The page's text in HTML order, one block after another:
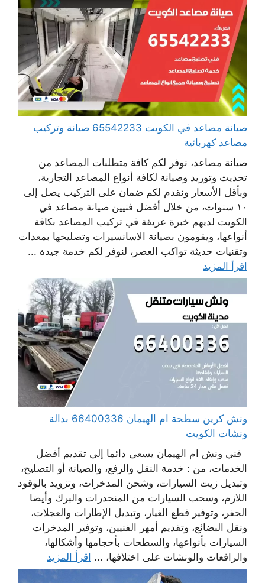
صيانة مصاعد في الكويت 65542233 صيانة وتركيب
مصاعد كهربائية
صيانة مصاعد، نوفر لكم كافة متطلبات المصاعد من
تحديث وتوريد وصيانة لكافة أنواع المصاعد التجارية،
وبأقل الأسعار ونقدم لكم ضمان على التركيب يصل إلى
١٠ سنوات، من خلال أفضل فنيين صيانة مصاعد في
الكويت لديهم خبرة عريقة في تركيب المصاعد بكافة
أنواعها، ويقومون بصيانة الاسانسيرات وتصليحها بمعدات
وتقنيات حديثة تواكب العصر، لنوفر لكم خدمة جيدة ...
اقرأ المزيد
ونش كرين سطحة ام الهيمان 66400336 بدالة
ونشات الكويت
فني ونش ام الهيمان يسعى دائما إلى تقديم أفضل
الخدمات، من : خدمة النقل والرفع، والصيانة أو التصليح،
وتبديل زيت السيارات، وشحن المدخرات، وتزويد بالوقود
اللازم، وسحب السيارات من المنحدرات والبرك وأيضا
الحفر، وتوفير قطع الغيار، وتبديل الإطارات والعجلات،
ونقل البضائع، وتقديم أمهر الفنيين، وتوفير المدخرات
السيارات بأنواعها، والسطحات بأحجامها وأشكالها،
والرافعات والونشات على اختلافها، ... اقرأ المزيد